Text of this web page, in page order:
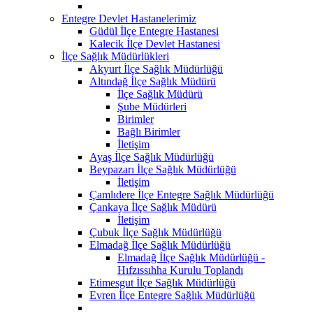
Entegre Devlet Hastanelerimiz
Güdül İlçe Entegre Hastanesi
Kalecik İlçe Devlet Hastanesi
İlçe Sağlık Müdürlükleri
Akyurt İlçe Sağlık Müdürlüğü
Altındağ İlçe Sağlık Müdürü
İlçe Sağlık Müdürü
Şube Müdürleri
Birimler
Bağlı Birimler
İletişim
Ayaş İlçe Sağlık Müdürlüğü
Beypazarı İlçe Sağlık Müdürlüğü
İletişim
Çamlıdere İlçe Entegre Sağlık Müdürlüğü
Çankaya İlçe Sağlık Müdürü
İletişim
Çubuk İlçe Sağlık Müdürlüğü
Elmadağ İlçe Sağlık Müdürlüğü
Elmadağ İlçe Sağlık Müdürlüğü -
Hıfzıssıhha Kurulu Toplandı
Etimesgut İlçe Sağlık Müdürlüğü
Evren İlçe Entegre Sağlık Müdürlüğü